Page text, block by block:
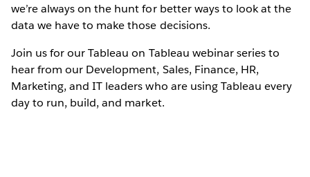
we’re always on the hunt for better ways to look at the
data we have to make those decisions.
Join us for our Tableau on Tableau webinar series to
hear from our Development, Sales, Finance, HR,
Marketing, and IT leaders who are using Tableau every
day to run, build, and market.